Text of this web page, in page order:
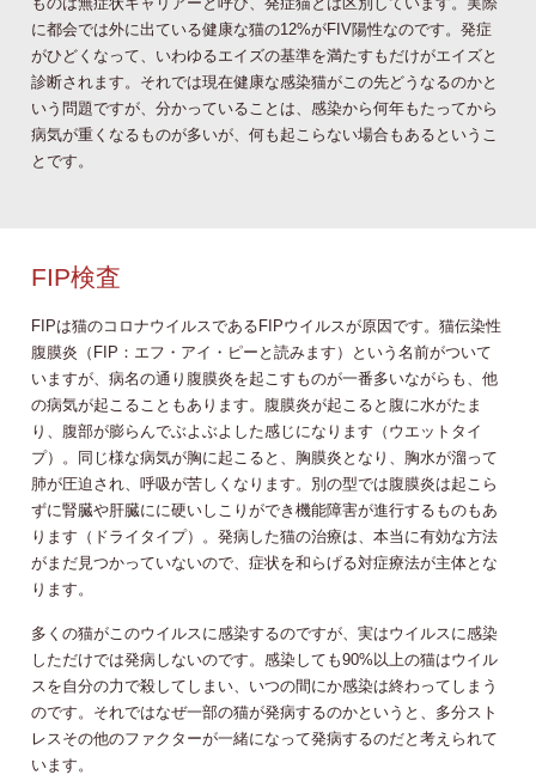
に都会では外に出ている健康な猫の12%がFIV陽性なのです。発症
がひどくなって、いわゆるエイズの基準を満たすもだけがエイズと
診断されます。それでは現在健康な感染猫がこの先どうなるのかと
いう問題ですが、分かっていることは、感染から何年もたってから
病気が重くなるものが多いが、何も起こらない場合もあるというこ
とです。
FIP検査
FIPは猫のコロナウイルスであるFIPウイルスが原因です。猫伝染性
腹膜炎（FIP：エフ・アイ・ピーと読みます）という名前がついて
いますが、病名の通り腹膜炎を起こすものが一番多いながらも、他
の病気が起こることもあります。腹膜炎が起こると腹に水がたま
り、腹部が膨らんでぶよぶよした感じになります（ウエットタイ
プ）。同じ様な病気が胸に起こると、胸膜炎となり、胸水が溜って
肺が圧迫され、呼吸が苦しくなります。別の型では腹膜炎は起こら
ずに腎臓や肝臓にに硬いしこりができ機能障害が進行するものもあ
ります（ドライタイプ）。発病した猫の治療は、本当に有効な方法
がまだ見つかっていないので、症状を和らげる対症療法が主体とな
ります。
多くの猫がこのウイルスに感染するのですが、実はウイルスに感染
しただけでは発病しないのです。感染しても90%以上の猫はウイル
スを自分の力で殺してしまい、いつの間にか感染は終わってしまう
のです。それではなぜ一部の猫が発病するのかというと、多分スト
レスその他のファクターが一緒になって発病するのだと考えられて
います。